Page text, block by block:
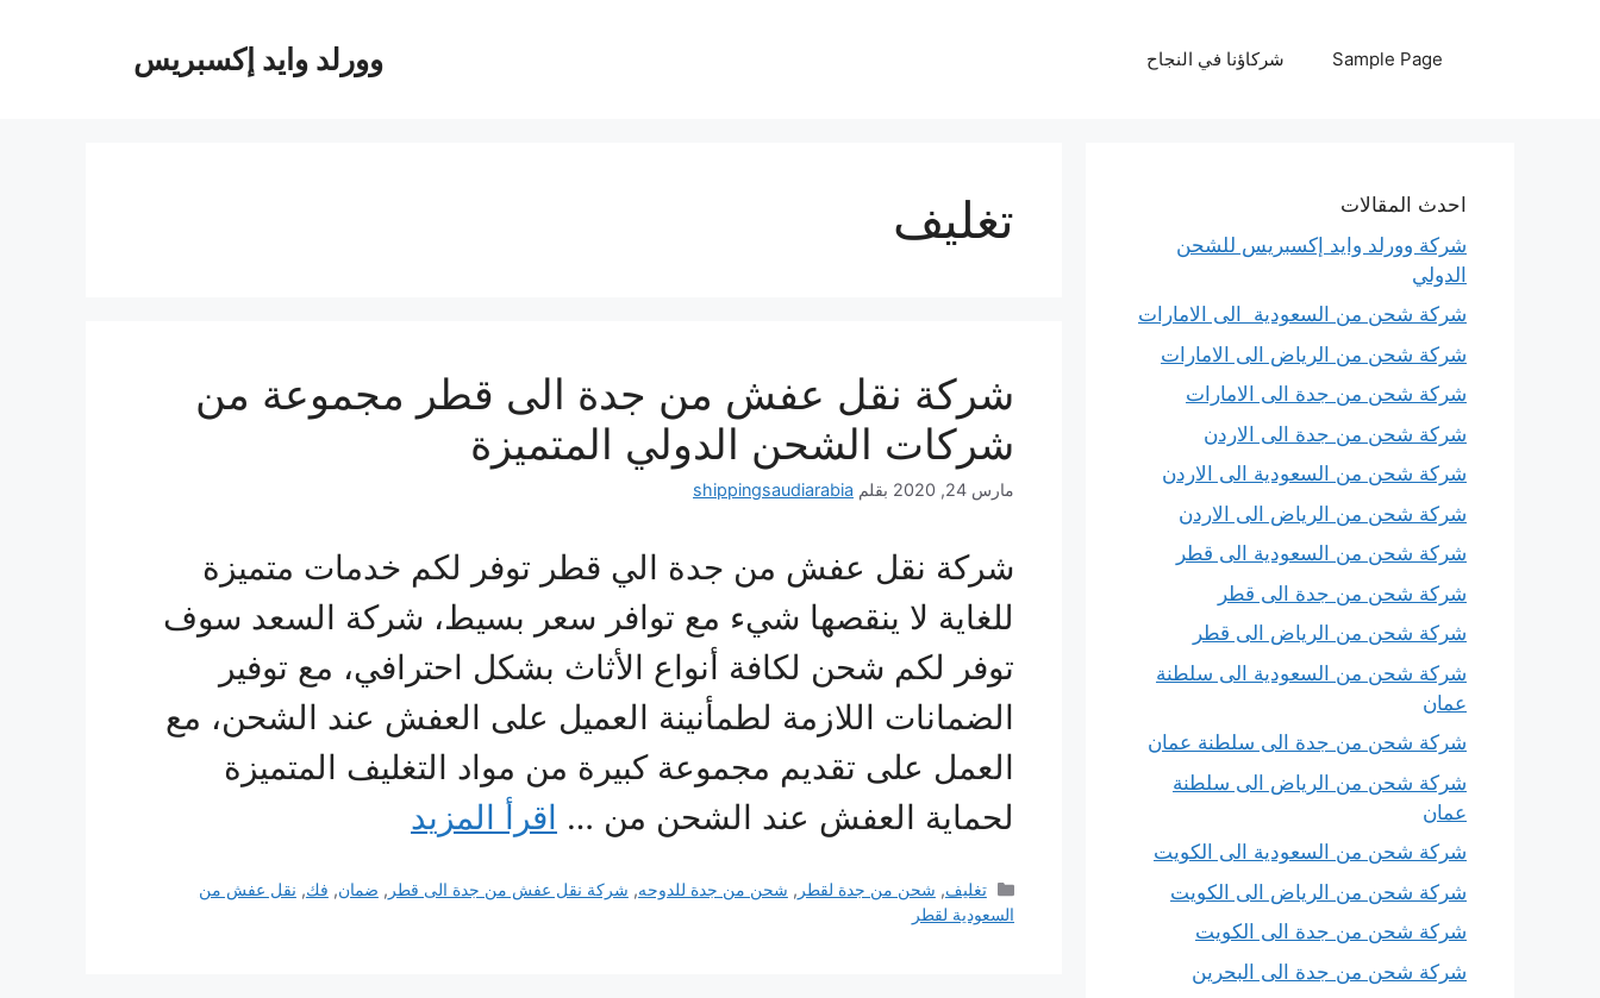
وورلد وايد إكسبريس Sample Page شركاؤنا في النجاح
تغليف
شركة نقل عفش من جدة الى قطر مجموعة من
شركات الشحن الدولي المتميزة
مارس 24, 2020 بقلم shippingsaudiarabia
شركة نقل عفش من جدة الي قطر توفر لكم خدمات متميزة
للغاية لا ينقصها شيء مع توافر سعر بسيط، شركة السعد سوف
توفر لكم شحن لكافة أنواع الأثاث بشكل احترافي، مع توفير
الضمانات اللازمة لطمأنينة العميل على العفش عند الشحن، مع
العمل على تقديم مجموعة كبيرة من مواد التغليف المتميزة
لحماية العفش عند الشحن من … اقرأ المزيد
التصنيفات
تغليف, شحن من جدة لقطر , شحن من جدة للدوحه, شركة نقل عفش من جدة الى قطر , ضمان, فك, نقل عفش من
السعودية لقطر
احدث المقالات
شركة وورلد وايد إكسبريس للشحن
الدولي
شركة شحن من السعودية الى الامارات
شركة شحن من الرياض الى الامارات
شركة شحن من جدة الى الامارات
شركة شحن من جدة الى الاردن
شركة شحن من السعودية الى الاردن
شركة شحن من الرياض الى الاردن
شركة شحن من السعودية الى قطر
شركة شحن من جدة الى قطر
شركة شحن من الرياض الى قطر
شركة شحن من السعودية الى سلطنة
عمان
شركة شحن من جدة الى سلطنة عمان
شركة شحن من الرياض الى سلطنة
عمان
شركة شحن من السعودية الى الكويت
شركة شحن من الرياض الى الكويت
شركة شحن من جدة الى الكويت
شركة شحن من جدة الى البحرين